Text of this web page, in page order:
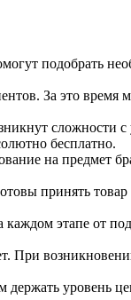
подобрать
За это
сложности
бесплатно.
на предмет
принять товар
этапе от
При
держать уровень